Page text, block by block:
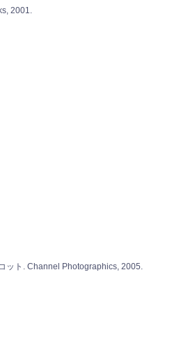
2001.
ット. Channel Photographics, 2005.